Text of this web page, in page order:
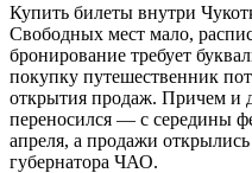
Купить билеты внутри
Свободных мест мало,
бронирование требует
покупку путешественник
открытия продаж. Причем и
переносился — с середины
апреля, а продажи
губернатора ЧАО.